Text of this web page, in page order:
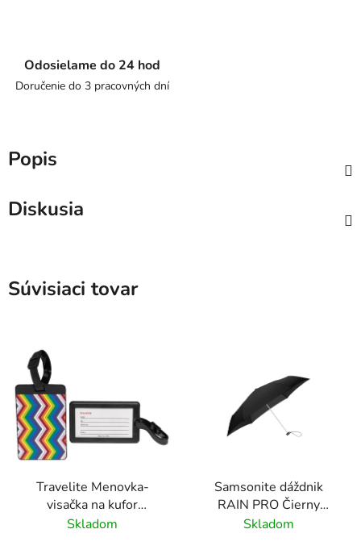
Odosielame do 24 hod
Doručenie do 3 pracovných dní
Popis
Diskusia
Súvisiaci tovar
Travelite Menovka-
visačka na kufor
Multicolor Waves
Skladom
Samsonite dáždnik
RAIN PRO Čierny
skladací manuálny
Skladom